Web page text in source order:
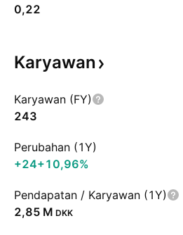
0,22
Karyawan
Karyawan (FY)
243
Perubahan (1Y)
+24+10,96%
Pendapatan / Karyawan (1Y)
‪2,85 M‬ DKK